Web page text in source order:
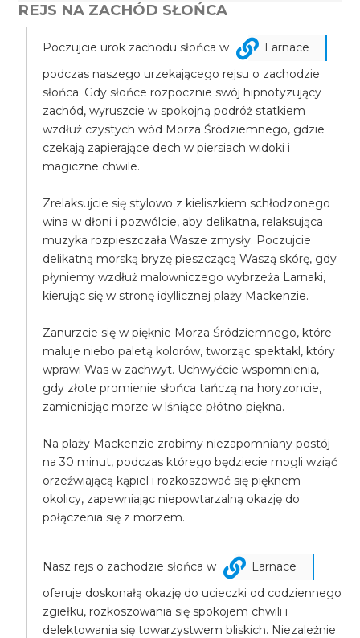
REJS NA ZACHÓD SŁOŃCA
Poczujcie urok zachodu słońca w
Larnace
podczas naszego urzekającego rejsu o zachodzie
słońca. Gdy słońce rozpocznie swój hipnotyzujący
zachód, wyruszcie w spokojną podróż statkiem
wzdłuż czystych wód Morza Śródziemnego, gdzie
czekają zapierające dech w piersiach widoki i
magiczne chwile.
Zrelaksujcie się stylowo z kieliszkiem schłodzonego
wina w dłoni i pozwólcie, aby delikatna, relaksująca
muzyka rozpieszczała Wasze zmysły. Poczujcie
delikatną morską bryzę pieszczącą Waszą skórę, gdy
płyniemy wzdłuż malowniczego wybrzeża Larnaki,
kierując się w stronę idyllicznej plaży Mackenzie.
Zanurzcie się w pięknie Morza Śródziemnego, które
maluje niebo paletą kolorów, tworząc spektakl, który
wprawi Was w zachwyt. Uchwyćcie wspomnienia,
gdy złote promienie słońca tańczą na horyzoncie,
zamieniając morze w lśniące płótno piękna.
Na plaży Mackenzie zrobimy niezapomniany postój
na 30 minut, podczas którego będziecie mogli wziąć
orzeźwiającą kąpiel i rozkoszować się pięknem
okolicy, zapewniając niepowtarzalną okazję do
połączenia się z morzem.
Nasz rejs o zachodzie słońca w
Larnace
oferuje doskonałą okazję do ucieczki od codziennego
zgiełku, rozkoszowania się spokojem chwili i
delektowania się towarzystwem bliskich. Niezależnie